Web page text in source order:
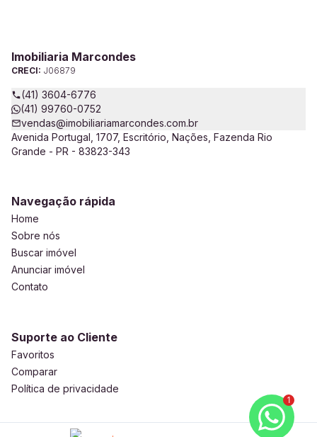
Imobiliaria Marcondes
CRECI: J06879
(41) 3604-6776
(41) 99760-0752
vendas@imobiliariamarcondes.com.br
Avenida Portugal, 1707, Escritório, Nações, Fazenda Rio
Grande - PR - 83823-343
Navegação rápida
Home
Sobre nós
Buscar imóvel
Anunciar imóvel
Contato
Suporte ao Cliente
Favoritos
Comparar
Política de privacidade
1